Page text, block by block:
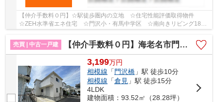
【仲介手数料０円】☆駅徒歩圏内の立地 ☆住宅性能評価取得物件
☆ZEH水準省エネ住宅 ☆門沢小・有馬中学区 ☆南向きリビング18帖
以上で陽当り良好 ☆オール電化の物件♪ 【海老名市の新...
売買 | 中古一戸建
【仲介手数料０円】海老名市門沢橋3丁目 中古一戸建て
3,199万円
相模線 「 門沢橋」駅 徒歩10分
相模線 「倉見 」駅 徒歩15分
4LDK
建物面積：93.52㎡（28.28坪）